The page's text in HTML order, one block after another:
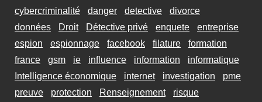
cybercriminalité
danger detective
divorce
données
Droit Détective privé enquete
entreprise
espion
espionnage facebook filature
formation
france
gsm ie influence information
informatique
Intelligence économique
internet investigation
pme
preuve
protection Renseignement
risque